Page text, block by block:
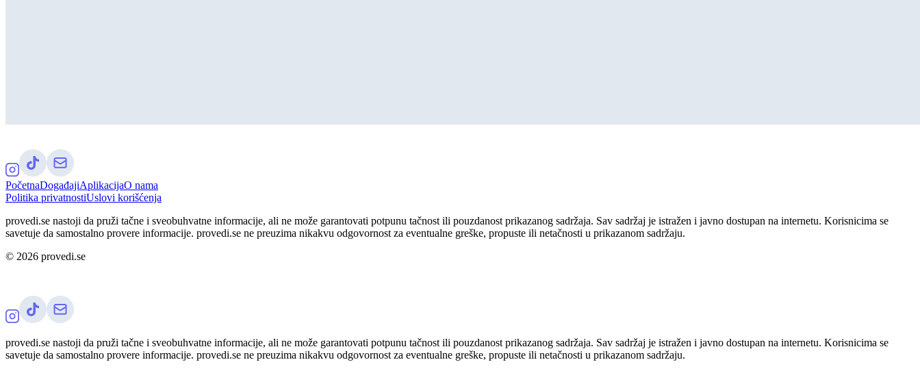
PočetnaDogađajiAplikacijaO nama
Politika privatnostiUslovi korišćenja
provedi.se nastoji da pruži tačne i sveobuhvatne informacije, ali ne može garantovati potpunu tačnost ili pouzdanost prikazanog sadržaja. Sav sadržaj je istražen i javno dostupan na internetu. Korisnicima se
savetuje da samostalno provere informacije. provedi.se ne preuzima nikakvu odgovornost za eventualne greške, propuste ili netačnosti u prikazanom sadržaju.
© 2026 provedi.se
provedi.se nastoji da pruži tačne i sveobuhvatne informacije, ali ne može garantovati potpunu tačnost ili pouzdanost prikazanog sadržaja. Sav sadržaj je istražen i javno dostupan na internetu. Korisnicima se
savetuje da samostalno provere informacije. provedi.se ne preuzima nikakvu odgovornost za eventualne greške, propuste ili netačnosti u prikazanom sadržaju.